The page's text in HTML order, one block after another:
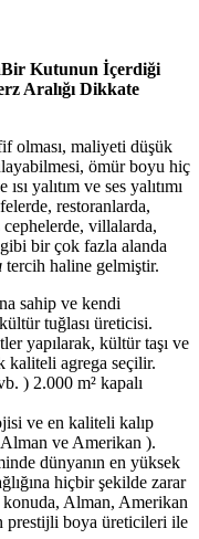
Kutunun İçerdiği
Aralığı Dikkate
olması, maliyeti düşük
ömür boyu hiç
yalıtım ve ses yalıtımı
restoranlarda,
cephelerde, villalarda,
bir çok fazla alanda
tercih haline gelmiştir.
sahip ve kendi
tuğlası üreticisi.
yapılarak, kültür taşı ve
kaliteli agrega seçilir.
) 2.000 m² kapalı
ve en kaliteli kalıp
Alman ve Amerikan ).
dünyanın en yüksek
hiçbir şekilde zarar
konuda, Alman, Amerikan
prestijli boya üreticileri ile